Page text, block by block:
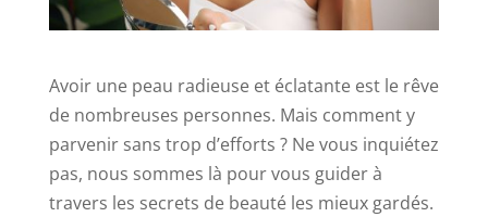
Avoir une peau radieuse et éclatante est le rêve
de nombreuses personnes. Mais comment y
parvenir sans trop d’efforts ? Ne vous inquiétez
pas, nous sommes là pour vous guider à
travers les secrets de beauté les mieux gardés.